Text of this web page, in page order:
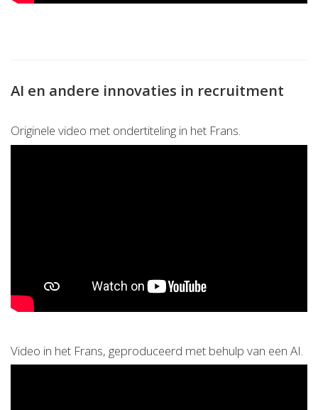
AI en andere innovaties in recruitment
Originele video met ondertiteling in het Frans.
Video in het Frans, geproduceerd met behulp van een AI.